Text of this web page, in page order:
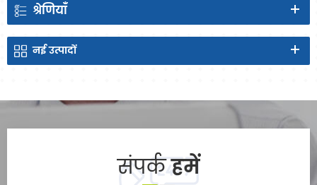
श्रेणियाँ
नईउत्पादों
संपर्कहमें